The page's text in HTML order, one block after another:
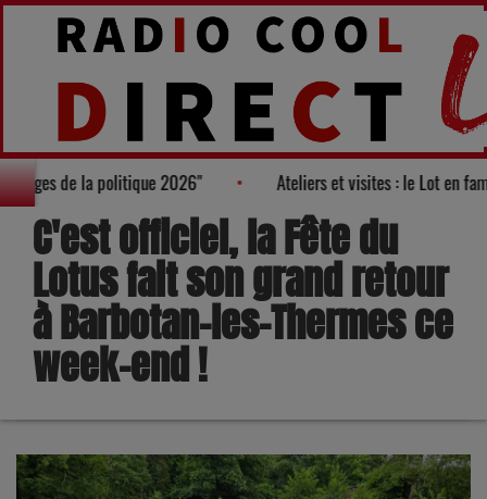
des "100 nouveaux visages de la politique 2026" Ateliers et
C'est officiel, la Fête du
Lotus fait son grand retour
à Barbotan-les-Thermes ce
week-end !